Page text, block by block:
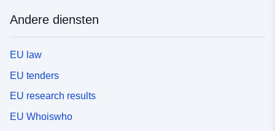
Andere diensten
EU law
EU tenders
EU research results
EU Whoiswho